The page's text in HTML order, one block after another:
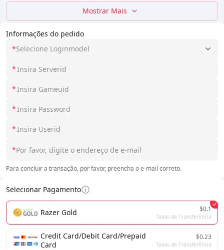
Informações do pedido
*Selecione Loginmodel
*
*
*
*
*
Para concluir a transação, por favor, preencha o e-mail correto.
Selecionar Pagamento
Razer Gold $0.1
Taxas de Transferência
Credit Card/Debit Card/Prepaid
Card
$0.23
Taxas de Transferência
Mostrar Mais